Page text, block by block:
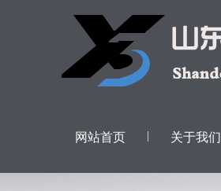
网站首页 关于我们